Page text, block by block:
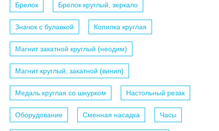
Брелок Брелок круглый, зеркало
Значок с булавкой Копилка круглая
Магнит закатной круглый (неодим)
Магнит круглый, закатной (винил)
Медаль круглая со шнурком Настольный резак
Оборудование Сменная насадка Часы